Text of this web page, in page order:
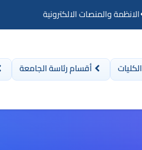
الانظمة والمنصات الالكترونية
الكليات أقسام رئاسة الجامعة